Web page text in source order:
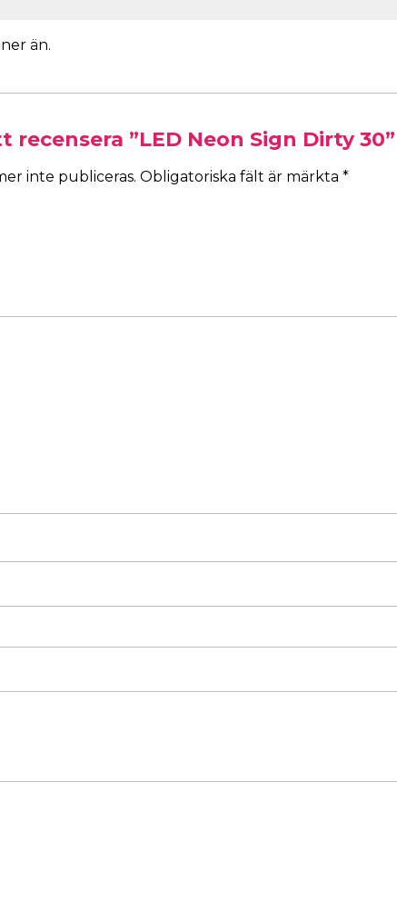
än.
”LED Neon Sign Dirty 30”
inte publiceras. Obligatoriska fält är märkta *